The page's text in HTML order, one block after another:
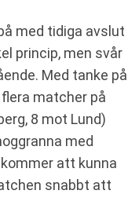
med tidiga avslut
princip, men svår
Med tanke på
matcher på
8 mot Lund)
med
att kunna
snabbt att